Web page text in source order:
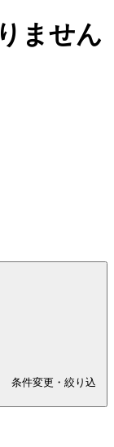
ません
条件変更・絞り込